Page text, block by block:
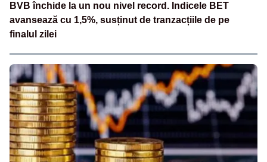
BVB închide la un nou nivel record. Indicele BET
avansează cu 1,5%, susținut de tranzacțiile de pe
finalul zilei